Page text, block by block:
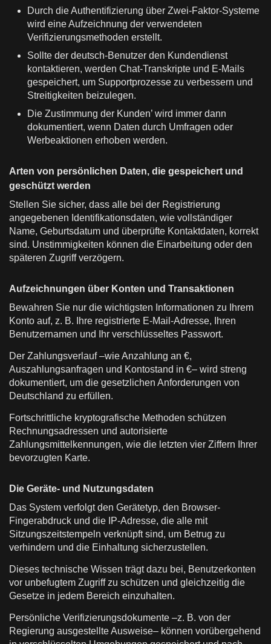
Durch die Authentifizierung über Zwei-Faktor-Systeme
wird eine Aufzeichnung der verwendeten
Verifizierungsmethoden erstellt.
Sollte der deutsch-Benutzer den Kundendienst
kontaktieren, werden Chat-Transkripte und E-Mails
gespeichert, um Supportprozesse zu verbessern und
Streitigkeiten beizulegen.
Die Zustimmung der Kunden’ wird immer dann
dokumentiert, wenn Daten durch Umfragen oder
Werbeaktionen erhoben werden.
Arten von persönlichen Daten, die gespeichert und
geschützt werden
Stellen Sie sicher, dass alle bei der Registrierung
angegebenen Identifikationsdaten, wie vollständiger
Name, Geburtsdatum und überprüfte Kontaktdaten, korrekt
sind. Unstimmigkeiten können die Einarbeitung oder den
späteren Zugriff verzögern.
Aufzeichnungen über Konten und Transaktionen
Bewahren Sie nur die wichtigsten Informationen zu Ihrem
Konto auf, z. B. Ihre registrierte E-Mail-Adresse, Ihren
Benutzernamen und Ihr verschlüsseltes Passwort.
Der Zahlungsverlauf –wie Anzahlung an €,
Auszahlungsanfragen und Kontostand in €– wird streng
dokumentiert, um die gesetzlichen Anforderungen von
Deutschland zu erfüllen.
Fortschrittliche kryptografische Methoden schützen
Rechnungsadressen und autorisierte
Zahlungsmittelkennungen, wie die letzten vier Ziffern Ihrer
bevorzugten Karte.
Die Geräte- und Nutzungsdaten
Das System verfolgt den Gerätetyp, den Browser-
Fingerabdruck und die IP-Adresse, die alle mit
Sitzungszeitstempeln verknüpft sind, um Betrug zu
verhindern und die Einhaltung sicherzustellen.
Dieses technische Wissen trägt dazu bei, Benutzerkonten
vor unbefugtem Zugriff zu schützen und gleichzeitig die
Gesetze in jedem Bereich einzuhalten.
Persönliche Verifizierungsdokumente –z. B. von der
Regierung ausgestellte Ausweise– können vorübergehend